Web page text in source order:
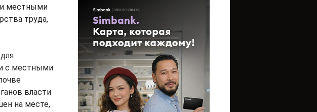
местными
труда,
с местными
власти
на месте,